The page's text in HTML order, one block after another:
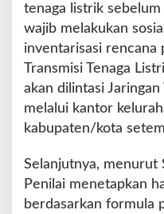
tenaga listrik
wajib melakukan
inventarisasi rencana
Transmisi Tenaga
akan dilintasi
melalui kantor
kabupaten/kota
Selanjutnya, menurut
Penilai menetapkan
berdasarkan formula